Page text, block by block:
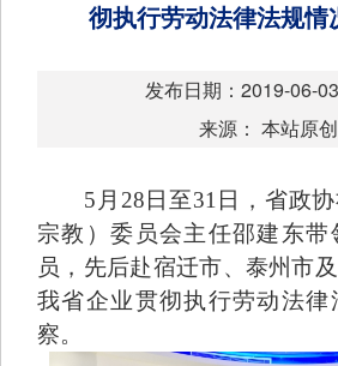
彻执行劳动法律法规情
发布日期：2019-06-
来源： 本站原创
5月28日至31日，省政协
宗教）委员会主任邵建东带
员，先后赴宿迁市、泰州市
我省企业贯彻执行劳动法律
察。